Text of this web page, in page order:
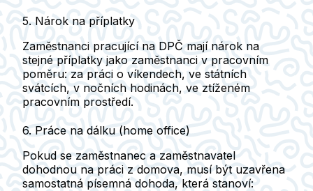
5. Nárok na příplatky
Zaměstnanci pracující na DPČ mají nárok na
stejné příplatky jako zaměstnanci v pracovním
poměru: za práci o víkendech, ve státních
svátcích, v nočních hodinách, ve ztíženém
pracovním prostředí.
6. Práce na dálku (home office)
Pokud se zaměstnanec a zaměstnavatel
dohodnou na práci z domova, musí být uzavřena
samostatná písemná dohoda, která stanoví: